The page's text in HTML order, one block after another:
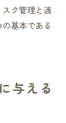
ク管理と適
基本である
与える